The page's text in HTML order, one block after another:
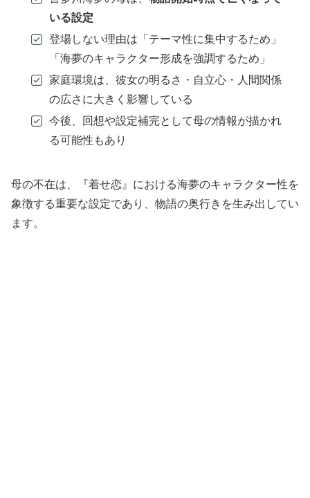
いる設定
登場しない理由は「テーマ性に集中するため」
「海夢のキャラクター形成を強調するため」
家庭環境は、彼女の明るさ・自立心・人間関係
の広さに大きく影響している
今後、回想や設定補完として母の情報が描かれ
る可能性もあり
母の不在は、『着せ恋』における海夢のキャラクター性を
象徴する重要な設定であり、物語の奥行きを生み出してい
ます。